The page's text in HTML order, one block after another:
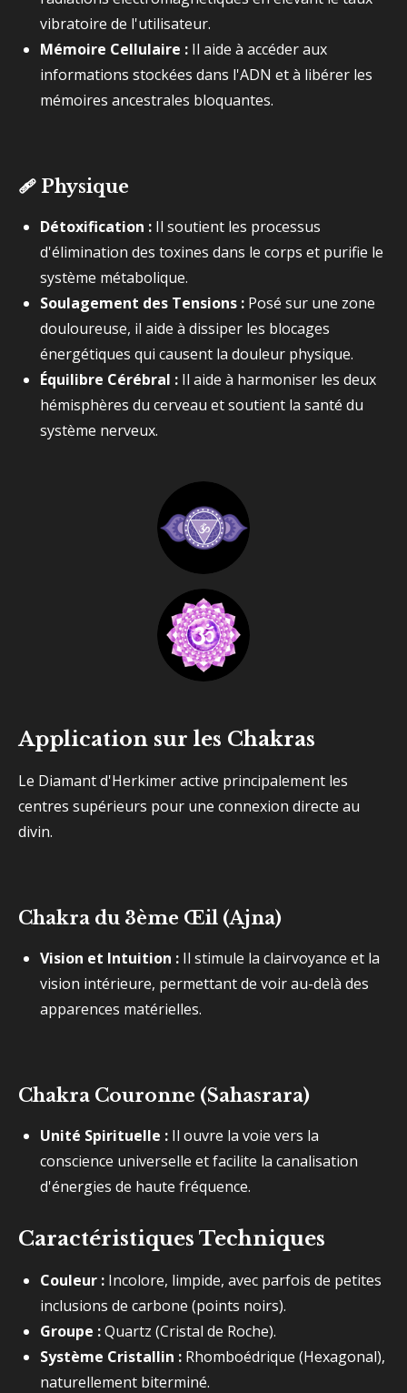
vibratoire de l'utilisateur.
Mémoire Cellulaire : Il aide à accéder aux
informations stockées dans l'ADN et à libérer les
mémoires ancestrales bloquantes.
🩹 Physique
Détoxification : Il soutient les processus
d'élimination des toxines dans le corps et purifie le
système métabolique.
Soulagement des Tensions : Posé sur une zone
douloureuse, il aide à dissiper les blocages
énergétiques qui causent la douleur physique.
Équilibre Cérébral : Il aide à harmoniser les deux
hémisphères du cerveau et soutient la santé du
système nerveux.
Application sur les Chakras
Le Diamant d'Herkimer active principalement les
centres supérieurs pour une connexion directe au
divin.
Chakra du 3ème Œil (Ajna)
Vision et Intuition : Il stimule la clairvoyance et la
vision intérieure, permettant de voir au-delà des
apparences matérielles.
Chakra Couronne (Sahasrara)
Unité Spirituelle : Il ouvre la voie vers la
conscience universelle et facilite la canalisation
d'énergies de haute fréquence.
Caractéristiques Techniques
Couleur : Incolore, limpide, avec parfois de petites
inclusions de carbone (points noirs).
Groupe :Quartz (Cristal de Roche).
Système Cristallin : Rhomboédrique (Hexagonal),
naturellement biterminé.